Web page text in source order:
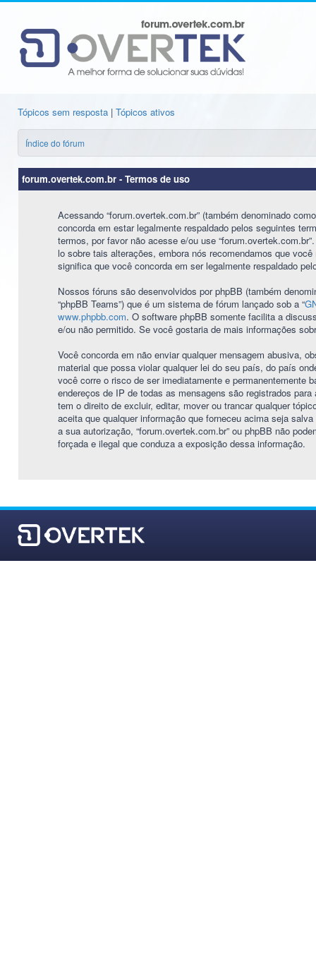
Tópicos sem resposta | Tópicos ativos
Índice do fórum
forum.overtek.com.br - Termos de uso
Acessando “forum.overtek.com.br” (também denominado
concorda em estar legalmente respaldado pelos seguintes
termos, por favor não acesse e/ou use
lo sobre tais alterações, embora nós recomendamos que
significa que você concorda em ser legalmente respaldado
Nossos fóruns são desenvolvidos por phpBB (também
“phpBB Teams”) que é um sistema de fórum lançado sob a “
www.phpbb.com. O software phpBB somente facilita a
e/ou não permitido. Se você gostaria de mais informações
Você concorda em não enviar qualquer mensagem abusiva,
material que possa violar qualquer lei do seu país, do país
você corre o risco de ser imediatamente e permanentemente
endereços de IP de todas as mensagens são registrados
tem o direito de excluir, editar, mover ou trancar qualquer
aceita que qualquer informação que forneceu acima seja
a sua autorização, “forum.overtek.com.br” ou phpBB não
forçada e ilegal que conduza a exposição dessa informação.